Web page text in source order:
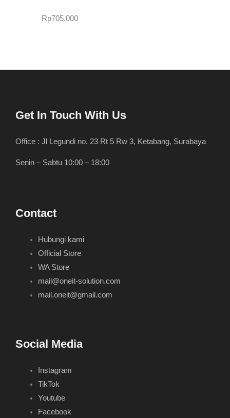
Rp705.000
Get In Touch With Us
Office : Jl Legundi no. 23 Rt 5 Rw 3, Ketabang, Surabaya
Senin – Sabtu 10:00 – 18:00
Contact
Hubungi kami
Official Store
WA Store
mail@oneit-solution.com
mail.oneit@gmail.com
Social Media
Instagram
TikTok
Youtube
Facebook